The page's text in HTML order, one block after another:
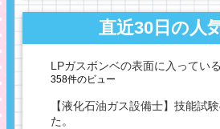
直近30日の人
LPガスボンベの表面に入ってい
358件のビュー
【液化石油ガス設備士】技能試
た。